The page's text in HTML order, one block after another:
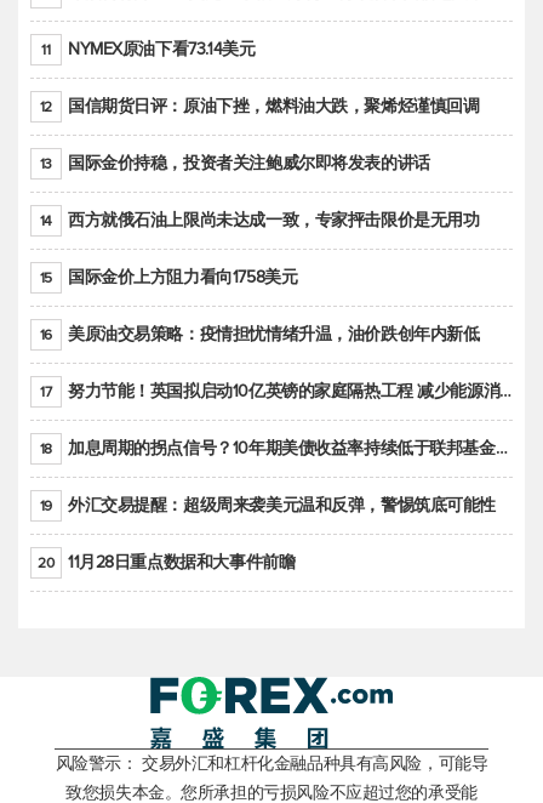
11 NYMEX原油下看73.14美元
12 国信期货日评：原油下挫，燃料油大跌，聚烯烃谨慎回调
13 国际金价持稳，投资者关注鲍威尔即将发表的讲话
14 西方就俄石油上限尚未达成一致，专家抨击限价是无用功
15 国际金价上方阻力看向1758美元
16 美原油交易策略：疫情担忧情绪升温，油价跌创年内新低
17 努力节能！英国拟启动10亿英镑的家庭隔热工程 减少能源消耗
18 加息周期的拐点信号？10年期美债收益率持续低于联邦基金利率目标区间
19 外汇交易提醒：超级周来袭美元温和反弹，警惕筑底可能性
20 11月28日重点数据和大事件前瞻
风险警示： 交易外汇和杠杆化金融品种具有高风险，可能导
致您损失本金。您所承担的亏损风险不应超过您的承受能